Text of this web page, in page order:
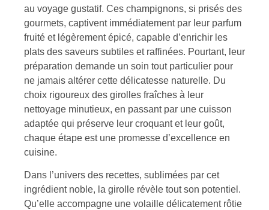
au voyage gustatif. Ces champignons, si prisés des
gourmets, captivent immédiatement par leur parfum
fruité et légèrement épicé, capable d’enrichir les
plats des saveurs subtiles et raffinées. Pourtant, leur
préparation demande un soin tout particulier pour
ne jamais altérer cette délicatesse naturelle. Du
choix rigoureux des girolles fraîches à leur
nettoyage minutieux, en passant par une cuisson
adaptée qui préserve leur croquant et leur goût,
chaque étape est une promesse d’excellence en
cuisine.
Dans l’univers des recettes, sublimées par cet
ingrédient noble, la girolle révèle tout son potentiel.
Qu’elle accompagne une volaille délicatement rôtie